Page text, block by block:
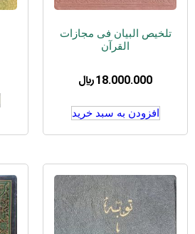
تلخیص البیان فی مجازات
القرآن
18.000.000 ﷼
افزودن به سبد خرید